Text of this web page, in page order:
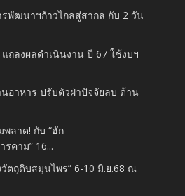
พัฒนาฯก้าวไกลสู่สากล กับ 2 วัน
ถลงผลดำเนินงาน ปี 67 ใช้งบฯ
อาหาร ปรับตัวฝ่าปัจจัยลบ ด้าน
ลาด! กับ “ฮัก
รคาม” 16...
วัตถุดิบสมุนไพร” 6-10 มิ.ย.68 ณ